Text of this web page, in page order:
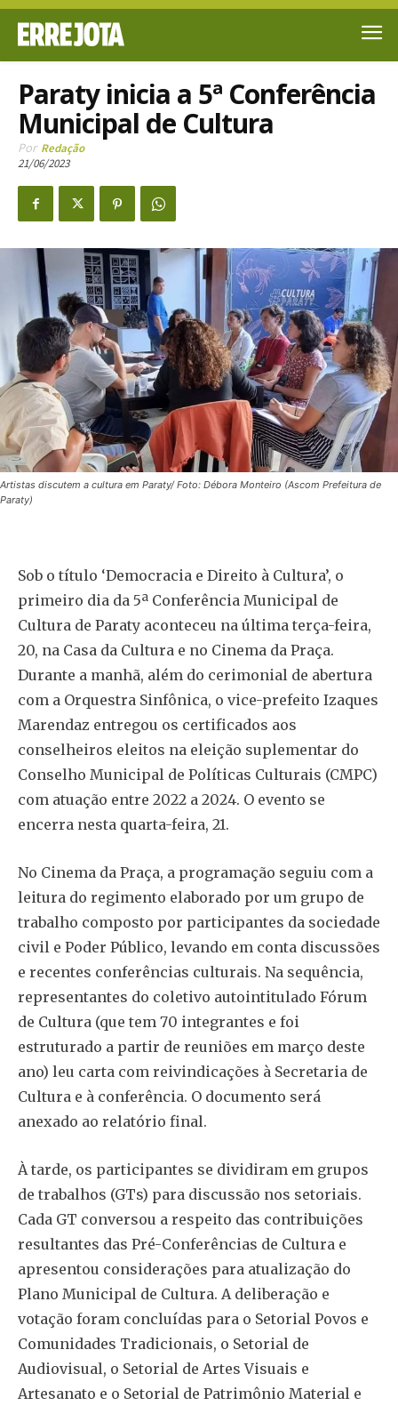
Paraty inicia a 5ª Conferência
Municipal de Cultura
Por Redação
21/06/2023
Artistas discutem a cultura em Paraty/ Foto: Débora Monteiro (Ascom Prefeitura de
Paraty)
Sob o título ‘Democracia e Direito à Cultura’, o
primeiro dia da 5ª Conferência Municipal de
Cultura de Paraty aconteceu na última terça-feira,
20, na Casa da Cultura e no Cinema da Praça.
Durante a manhã, além do cerimonial de abertura
com a Orquestra Sinfônica, o vice-prefeito Izaques
Marendaz entregou os certificados aos
conselheiros eleitos na eleição suplementar do
Conselho Municipal de Políticas Culturais (CMPC)
com atuação entre 2022 a 2024. O evento se
encerra nesta quarta-feira, 21.
No Cinema da Praça, a programação seguiu com a
leitura do regimento elaborado por um grupo de
trabalho composto por participantes da sociedade
civil e Poder Público, levando em conta discussões
e recentes conferências culturais. Na sequência,
representantes do coletivo autointitulado Fórum
de Cultura (que tem 70 integrantes e foi
estruturado a partir de reuniões em março deste
ano) leu carta com reivindicações à Secretaria de
Cultura e à conferência. O documento será
anexado ao relatório final.
À tarde, os participantes se dividiram em grupos
de trabalhos (GTs) para discussão nos setoriais.
Cada GT conversou a respeito das contribuições
resultantes das Pré-Conferências de Cultura e
apresentou considerações para atualização do
Plano Municipal de Cultura. A deliberação e
votação foram concluídas para o Setorial Povos e
Comunidades Tradicionais, o Setorial de
Audiovisual, o Setorial de Artes Visuais e
Artesanato e o Setorial de Patrimônio Material e